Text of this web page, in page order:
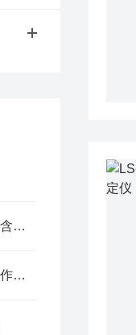
砂浆中的空气含量测量方法砂浆含气量测定仪
砂浆含气量测定仪技术参数与操作规程